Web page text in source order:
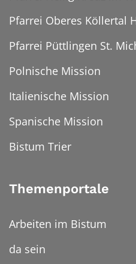
Pfarrei Oberes Köllertal
Pfarrei Püttlingen St.
Polnische Mission
Italienische Mission
Spanische Mission
Bistum Trier
Themenportale
Arbeiten im Bistum
da sein